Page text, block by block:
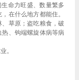
命力旺盛、数量繁多
在什么地方都能住。
草原；盗吃粮食，破
、钩端螺旋体病等病
。